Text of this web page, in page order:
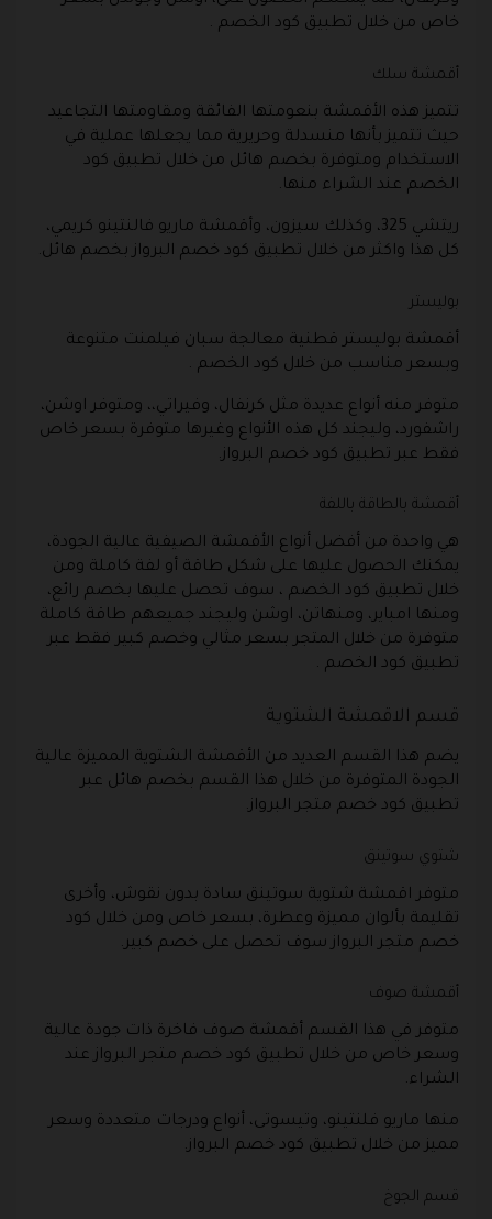
خاص من خلال تطبيق كود الخصم .
أقمشة سلك
تتميز هذه الأقمشة بنعومتها الفائقة ومقاومتها التجاعيد
حيث تتميز بأنها منسدلة وحريرية مما يجعلها عملية في
الاستخدام ومتوفرة بخصم هائل من خلال تطبيق كود
الخصم عند الشراء منها.
ريتشي 325، وكذلك سيزون، وأقمشة ماريو فالنتينو كريمي،
كل هذا واكثر من خلال تطبيق كود خصم البرواز بخصم هائل.
بوليستر
أقمشة بوليستر قطنية معالجة سبان فيلمنت متنوعة
وبسعر مناسب من خلال كود الخصم .
متوفر منه أنواع عديدة مثل كرنفال، وفيراتي،، ومتوفر اوشن،
راشفورد، وليجند كل هذه الأنواع وغيرها متوفرة بسعر خاص
فقط عبر تطبيق كود خصم البرواز.
أقمشة بالطاقة باللفة
هي واحدة من أفضل أنواع الأقمشة الصيفية عالية الجودة،
يمكنك الحصول عليها على شكل طاقة أو لفة كاملة ومن
خلال تطبيق كود الخصم ، سوف تحصل عليها بخصم رائع،
ومنها امباير، ومنهاتن، اوشن وليجند جميعهم طاقة كاملة
متوفرة من خلال المتجر بسعر مثالي وخصم كبير فقط عبر
تطبيق كود الخصم .
قسم الاقمشة الشتوية
يضم هذا القسم العديد من الأقمشة الشتوية المميزة عالية
الجودة المتوفرة من خلال هذا القسم بخصم هائل عبر
تطبيق كود خصم متجر البرواز.
شتوي سوتينق
متوفر اقمشة شتوية سوتينق سادة بدون نقوش، وأخرى
تقليمة بألوان مميزة وعطرة، بسعر خاص ومن خلال كود
خصم متجر البرواز سوف تحصل على خصم كبير.
أقمشة صوف
متوفر في هذا القسم أقمشة صوف فاخرة ذات جودة عالية
وسعر خاص من خلال تطبيق كود خصم متجر البرواز عند
الشراء.
منها ماريو فلنتينو، وتيسوتى، أنواع ودرجات متعددة وسعر
مميز من خلال تطبيق كود خصم البرواز.
قسم الجوخ